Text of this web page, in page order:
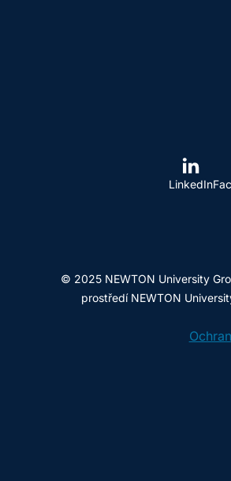
LinkedIn
© 2025 NEWTON University
prostředí NEWTON